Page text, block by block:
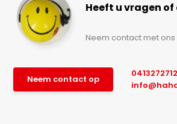
Heeft u vragen
Neem contact met ons
Neem contact op
0413272712